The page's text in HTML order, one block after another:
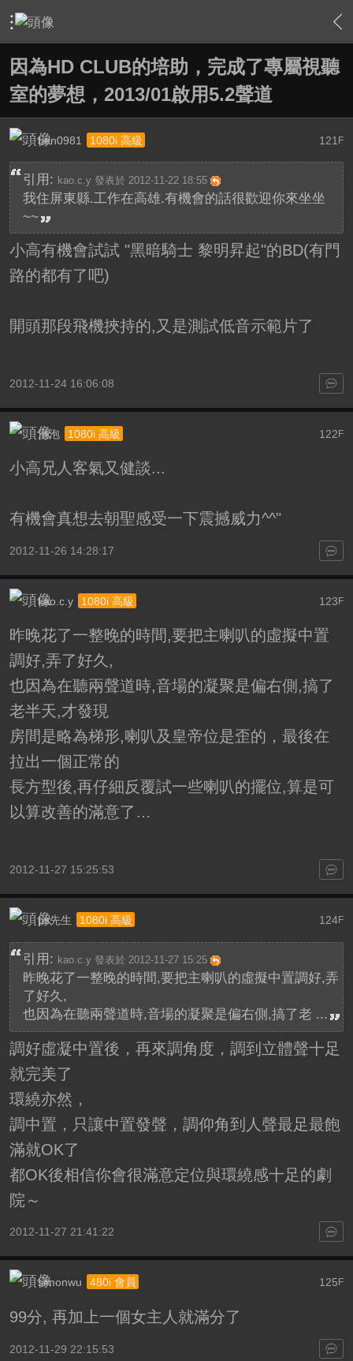
› 家庭劇院 › 我的家庭劇院 › 內容
因為HD CLUB的培助，完成了專屬視聽
室的夢想，2013/01啟用5.2聲道
121 F
ben0981 1080i 高級
引用: kao.c.y 發表於 2012-11-22 18:55
我住屏東縣.工作在高雄.有機會的話很歡迎你來坐坐
~~
小高有機會試試 "黑暗騎士 黎明昇起"的BD(有門
路的都有了吧)
開頭那段飛機挾持的,又是測試低音示範片了
2012-11-24 16:06:08
122F
泡泡 1080i 高級
小高兄人客氣又健談...
有機會真想去朝聖感受一下震撼威力^^"
2012-11-26 14:28:17
123F
kao.c.y 1080i 高級
昨晚花了一整晚的時間,要把主喇叭的虛擬中置
調好,弄了好久,
也因為在聽兩聲道時,音場的凝聚是偏右側,搞了
老半天,才發現
房間是略為梯形,喇叭及皇帝位是歪的，最後在
拉出一個正常的
長方型後,再仔細反覆試一些喇叭的擺位,算是可
以算改善的滿意了…
2012-11-27 15:25:53
124F
ps先生 1080i 高級
引用: kao.c.y 發表於 2012-11-27 15:25
昨晚花了一整晚的時間,要把主喇叭的虛擬中置調好,弄
了好久,
也因為在聽兩聲道時,音場的凝聚是偏右側,搞了老 ...
調好虛凝中置後，再來調角度，調到立體聲十足
就完美了
環繞亦然，
調中置，只讓中置發聲，調仰角到人聲最足最飽
滿就OK了
都OK後相信你會很滿意定位與環繞感十足的劇
院～
2012-11-27 21:41:22
125 F
simonwu 480i 會員
99分, 再加上一個女主人就滿分了
2012-11-29 22:15:53